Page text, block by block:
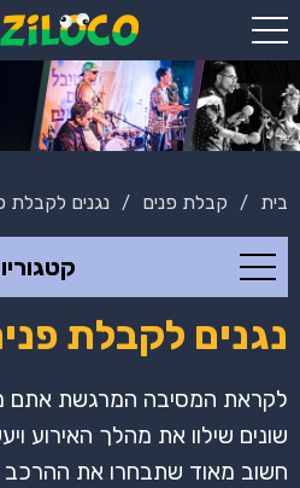
בית / קבלת פנים / נגנים לקבלת
נגנים לקבלת
לקראת המסיבה המרגשת אתם
שונים שילוו את מהלך האירוע
חשוב מאוד שתבחרו את ההרכב